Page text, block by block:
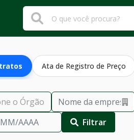
Ata de Registro de Preço
Filtrar